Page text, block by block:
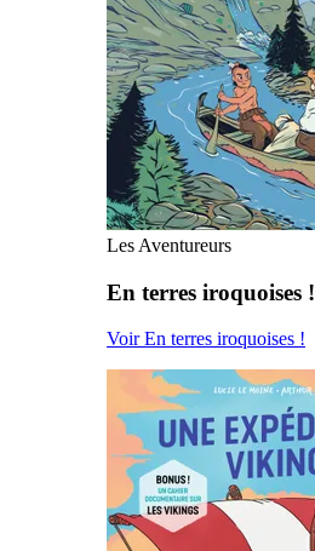
Les Aventureurs
En terres iroquoises !
Voir En terres iroquoises !